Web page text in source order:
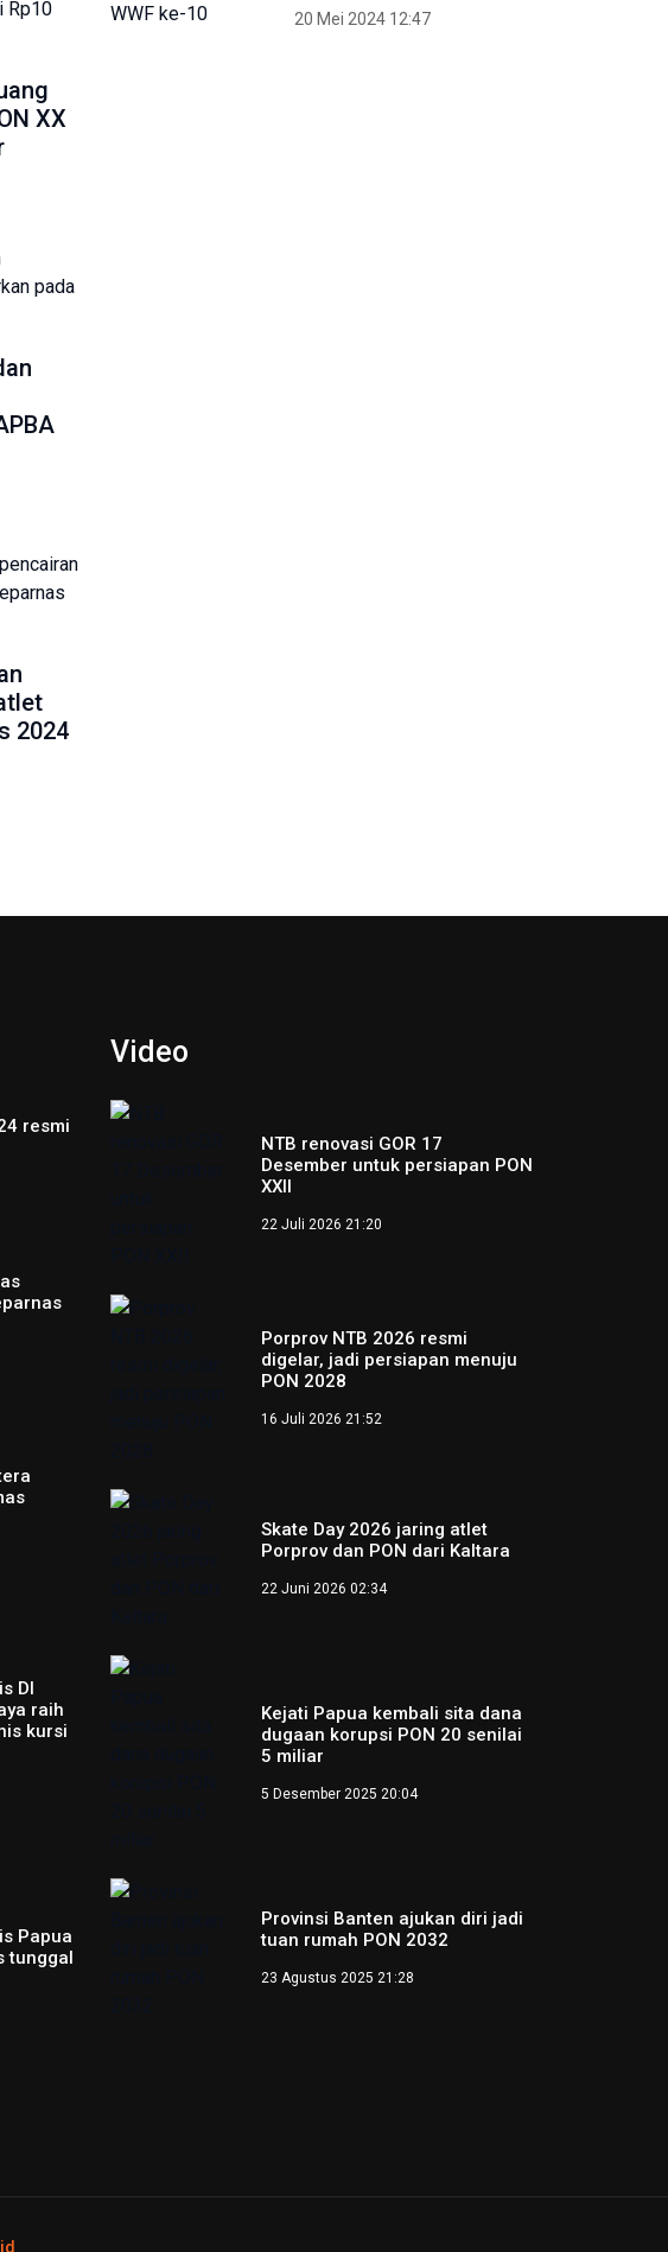
XX
2024
20 Mei 2024 12:47
resmi
DI
raih
kursi
Papua
tunggal
Video
NTB renovasi GOR 17
Desember untuk persiapan PON
XXII
22 Juli 2026 21:20
Porprov NTB 2026 resmi
digelar, jadi persiapan menuju
PON 2028
16 Juli 2026 21:52
Skate Day 2026 jaring atlet
Porprov dan PON dari Kaltara
22 Juni 2026 02:34
Kejati Papua kembali sita dana
dugaan korupsi PON 20 senilai
5 miliar
5 Desember 2025 20:04
Provinsi Banten ajukan diri jadi
tuan rumah PON 2032
23 Agustus 2025 21:28